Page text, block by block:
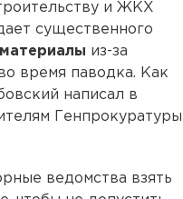
и ЖКХ
существенного
из-за
время паводка. Как
написал в
Генпрокуратуры
ведомства взять